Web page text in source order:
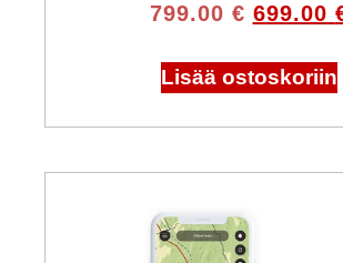
799.00 € 699.00
Lisää ostoskoriin